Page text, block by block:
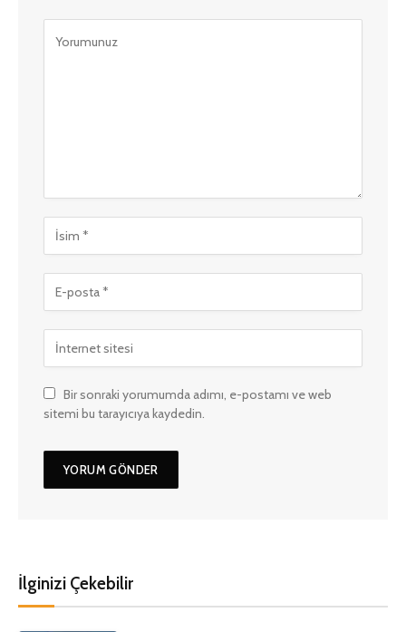
Bir sonraki yorumumda adımı, e-postamı ve web
sitemi bu tarayıcıya kaydedin.
İlginizi Çekebilir